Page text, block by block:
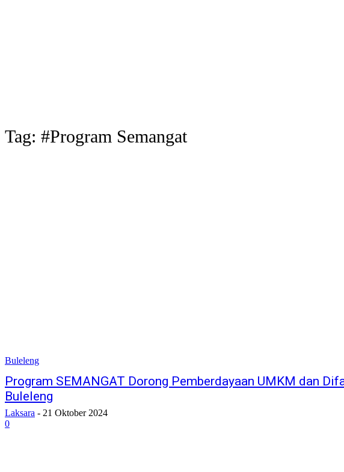
Tag: #Program Semangat
Buleleng
Program SEMANGAT Dorong Pemberdayaan UMKM dan
Buleleng
Laksara - 21 Oktober 2024
0